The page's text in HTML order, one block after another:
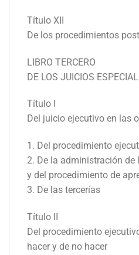
Título XII
De los procedimientos
LIBRO TERCERO
DE LOS JUICIOS
Título I
Del juicio ejecutivo en las
1. Del procedimiento
2. De la administración de
y del procedimiento de
3. De las tercerías
Título II
Del procedimiento
hacer y de no hacer